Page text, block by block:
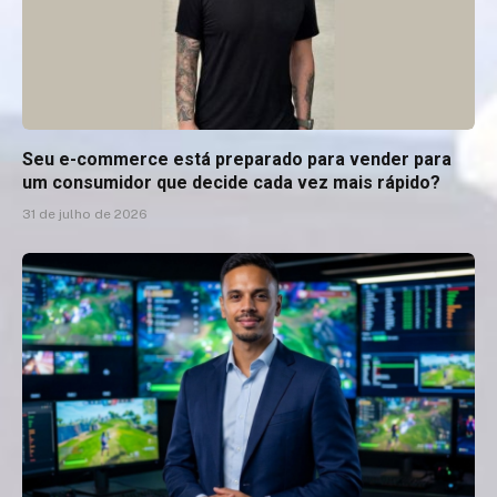
Seu e-commerce está preparado para vender para
um consumidor que decide cada vez mais rápido?
31 de julho de 2026